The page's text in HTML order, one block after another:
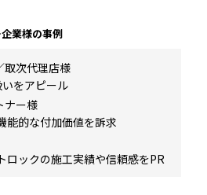
業様の事例
取次代理店様
をアピール
ナー様
的な付加価値を訴求
ックの施工実績や信頼感をPR